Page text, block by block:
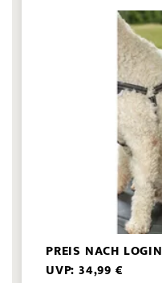
PREIS NACH LOGIN
UVP: 34,99 €